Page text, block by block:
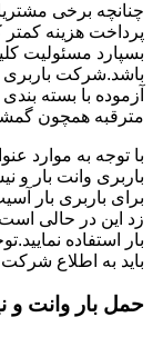
چنانچه برخی
پرداخت هزینه کمتر
بسپارد مسئولیت
باشد.شرکت باربری
آزموده با بسته
مترقبه همچون
با توجه به موارد
باربری وانت بار و
برای باربری بار
زد این در حالی
بار استفاده
باید به اطلاع شرکت
حمل بار وانت و